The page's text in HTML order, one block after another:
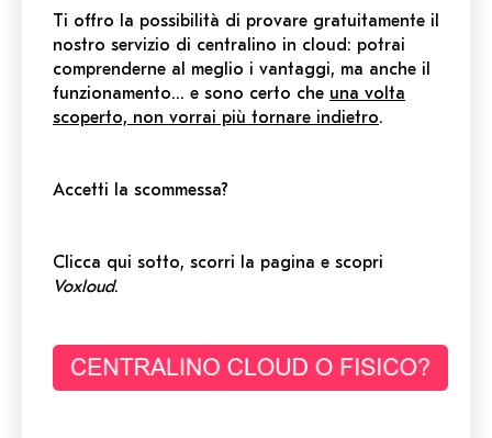
Ti offro la possibilità di provare gratuitamente il
nostro servizio di centralino in cloud: potrai
comprenderne al meglio i vantaggi, ma anche il
funzionamento… e sono certo che una volta
scoperto, non vorrai più tornare indietro.
Accetti la scommessa?
Clicca qui sotto, scorri la pagina e scopri
Voxloud.